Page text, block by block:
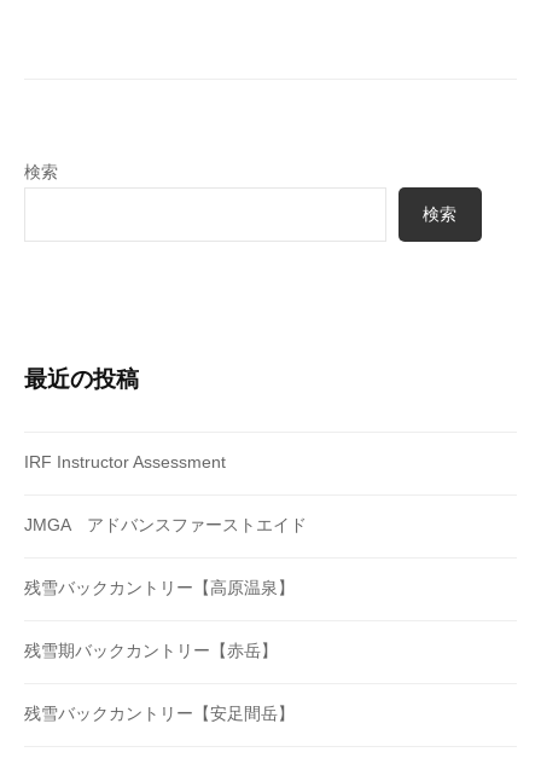
検索
検索
最近の投稿
IRF Instructor Assessment
JMGA アドバンスファーストエイド
残雪バックカントリー【高原温泉】
残雪期バックカントリー【赤岳】
残雪バックカントリー【安足間岳】